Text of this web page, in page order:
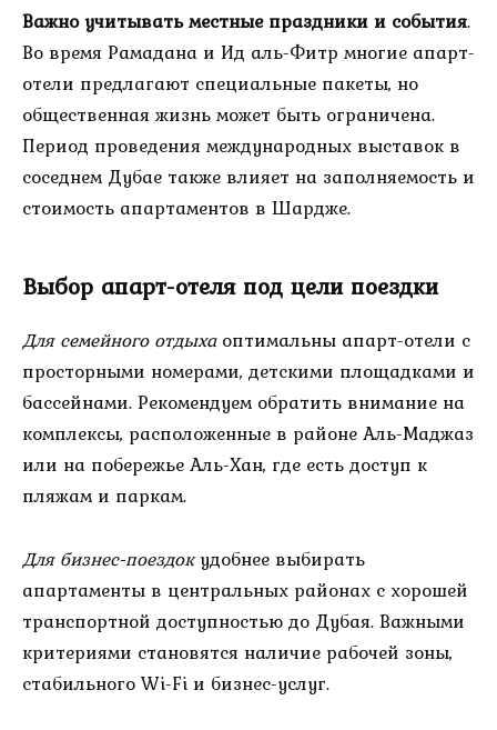
Важно учитывать местные праздники и события.
Во время Рамадана и Ид аль-Фитр многие апарт-
отели предлагают специальные пакеты, но
общественная жизнь может быть ограничена.
Период проведения международных выставок в
соседнем Дубае также влияет на заполняемость и
стоимость апартаментов в Шардже.
Выбор апарт-отеля под цели поездки
Для семейного отдыхаоптимальны апарт-отели с
просторными номерами, детскими площадками и
бассейнами. Рекомендуем обратить внимание на
комплексы, расположенные в районе Аль-Маджаз
или на побережье Аль-Хан, где есть доступ к
пляжам и паркам.
Для бизнес-поездокудобнее выбирать
апартаменты в центральных районах с хорошей
транспортной доступностью до Дубая. Важными
критериями становятся наличие рабочей зоны,
стабильного Wi-Fi и бизнес-услуг.